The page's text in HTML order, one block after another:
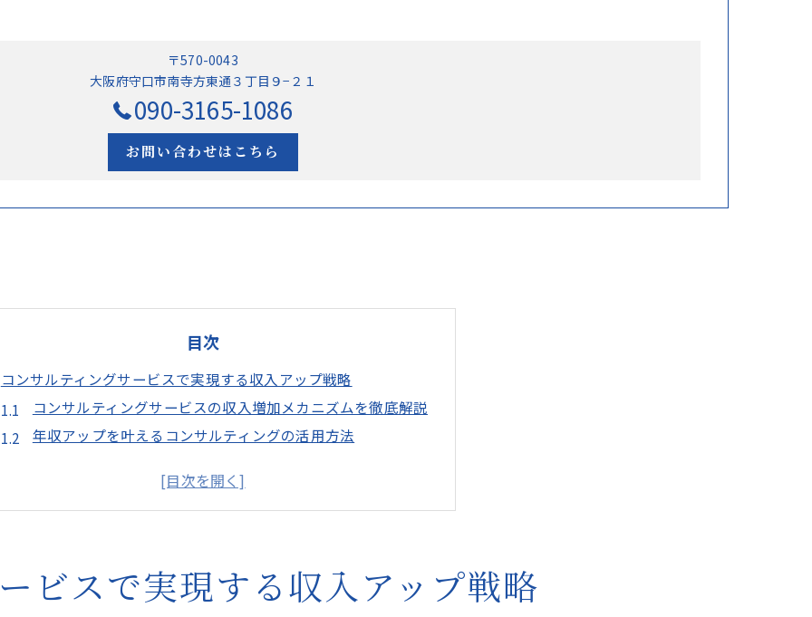
〒570-0043
大阪府守口市南寺方東通３丁目９−２１
090-3165-1086
お問い合わせはこちら
目次
コンサルティングサービスで実現する収入アップ戦略
コンサルティングサービスの収入増加メカニズムを徹底解説
年収アップを叶えるコンサルティングの活用方法
サービス選定が収入へ与える影響とコンサルティングの役割
コンサルティング業界で年収1000万円を目指す働き方
年収1000万円実現へ導くコンサルティングの思考法
ビスで実現する収入アップ戦略